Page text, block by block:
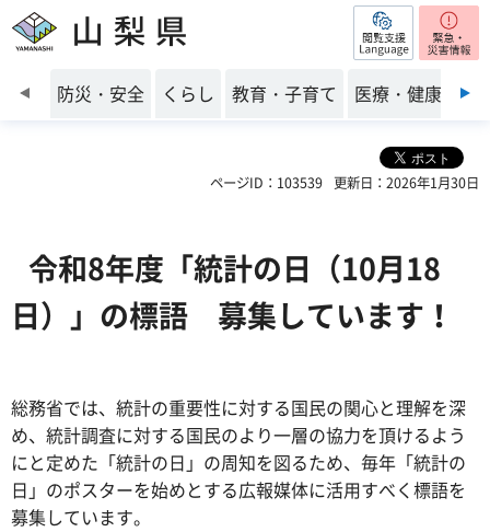
山梨県 閲覧支援
前のスライドを表示
防災・安全 くらし 教育・子育て 医療・健康・福
ページID：103539 更新日：2026年1月30日
令和8年度「統計の日（10月18
日）」の標語 募集しています！
総務省では、統計の重要性に対する国民の関心と理解を深
め、統計調査に対する国民のより一層の協力を頂けるよう
にと定めた「統計の日」の周知を図るため、毎年「統計の
日」のポスターを始めとする広報媒体に活用すべく標語を
募集しています。